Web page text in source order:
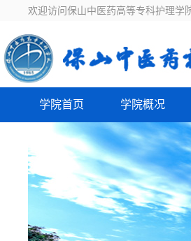
欢迎访问保山中医药高等专科护理学
学院首页 学院概况